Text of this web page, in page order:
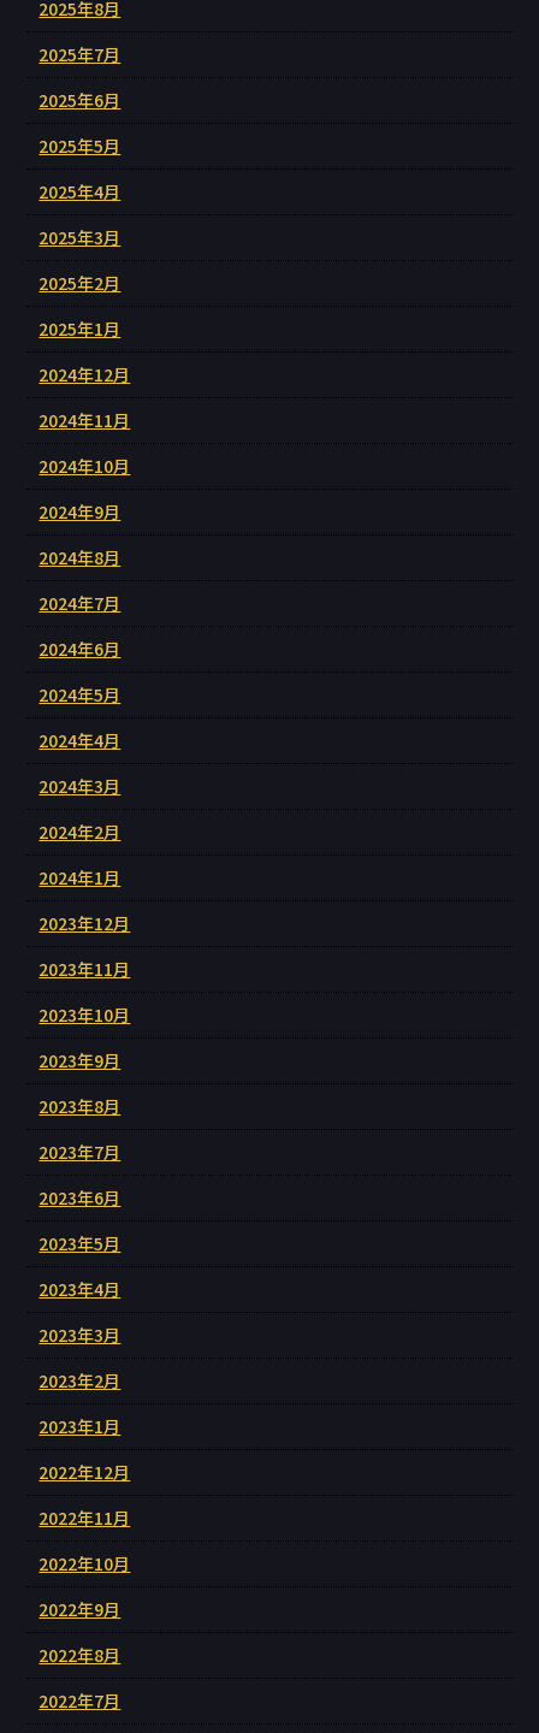
2025年8月
2025年7月
2025年6月
2025年5月
2025年4月
2025年3月
2025年2月
2025年1月
2024年12月
2024年11月
2024年10月
2024年9月
2024年8月
2024年7月
2024年6月
2024年5月
2024年4月
2024年3月
2024年2月
2024年1月
2023年12月
2023年11月
2023年10月
2023年9月
2023年8月
2023年7月
2023年6月
2023年5月
2023年4月
2023年3月
2023年2月
2023年1月
2022年12月
2022年11月
2022年10月
2022年9月
2022年8月
2022年7月